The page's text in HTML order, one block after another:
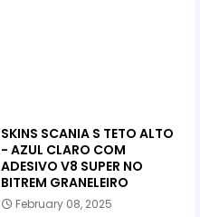
SKINS SCANIA S TETO ALTO
- AZUL CLARO COM
ADESIVO V8 SUPER NO
BITREM GRANELEIRO
February 08, 2025